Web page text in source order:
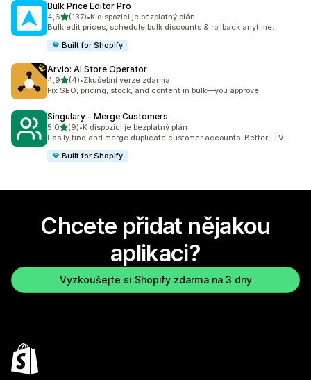
Bulk Price Editor Pro
4,6z 5 hvězd
(137)
Celkový počet recenzí: 137
•K dispozici je bezplatný plán
Bulk edit prices, schedule bulk discounts & rollback anytime.
Built for Shopify
Arvio: AI Store Operator
4,9z 5 hvězd
(4)
Celkový počet recenzí: 4
•Zkušební verze zdarma
Fix SEO, pricing, stock, and content in bulk—you approve.
Singulary ‑ Merge Customers
5,0z 5 hvězd
(9)
Celkový počet recenzí: 9
•K dispozici je bezplatný plán
Easily find and merge duplicate customer accounts. Better LTV.
Built for Shopify
Chcete přidat nějakou
aplikaci?
Vyzkoušejte si Shopify zdarma na 3 dny